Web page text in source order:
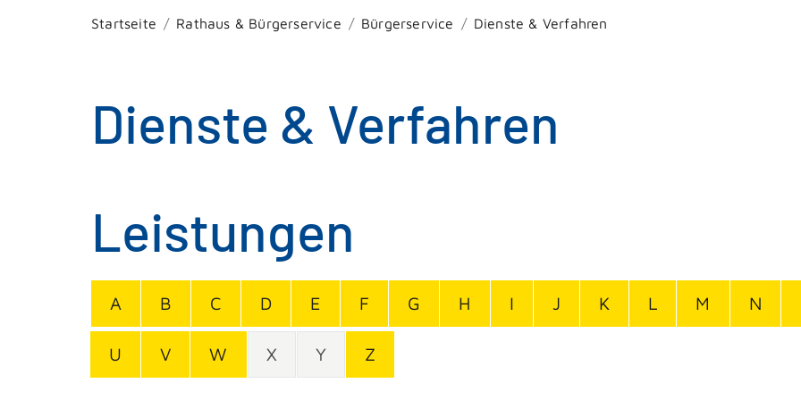
Startseite Rathaus & Bürgerservice Bürgerservice Dienste & Verfahren
Dienste & Verfahren
Leistungen
A B C D E F G H I J K L M N
U V W X Y Z